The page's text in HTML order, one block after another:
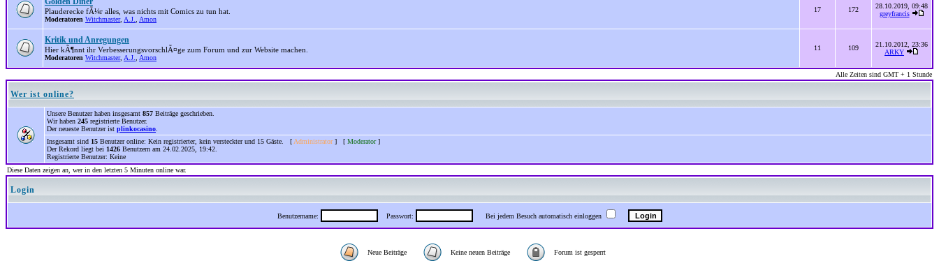
Plauderecke fÃ¼r alles, was nichts mit Comics zu tun hat.
Moderatoren Witchmaster, A.J. Amon
17 172
28.10.2019, 09:48
greyfrancis
Kritik und Anregungen
Hier kÃ¶nnt ihr VerbesserungsvorschlÃ¤ge zum Forum und zur Website machen.
Moderatoren Witchmaster, A.J. Amon
11 109
21.10.2012, 23:36
ARKY
Alle Zeiten sind GMT + 1 Stunde
Wer ist online?
Unsere Benutzer haben insgesamt 857 Beiträge geschrieben.
Wir haben 245 registrierte Benutzer.
Der neueste Benutzer ist plinkocasino
Insgesamt sind 15 Benutzer online: Kein registrierter, kein versteckter und 15 Gäste. [ Administrator] [ Moderator]
Der Rekord liegt bei 1426 Benutzern am 24.02.2025, 19:42.
Registrierte Benutzer: Keine
Diese Daten zeigen an, wer in den letzten 5 Minuten online war.
Login
Benutzername: Passwort: Bei jedem Besuch automatisch einloggen
Neue Beiträge Keine neuen Beiträge Forum ist gesperrt